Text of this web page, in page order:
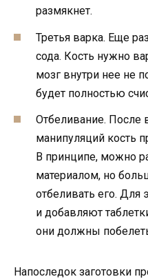
размякнет.
Третья варка. Еще
сода. Кость нужно
мозг внутри нее не
будет полностью
Отбеливание. После
манипуляций кость
В принципе, можно
материалом, но
отбеливать его. Для
и добавляют
они должны
Напоследок заготовки